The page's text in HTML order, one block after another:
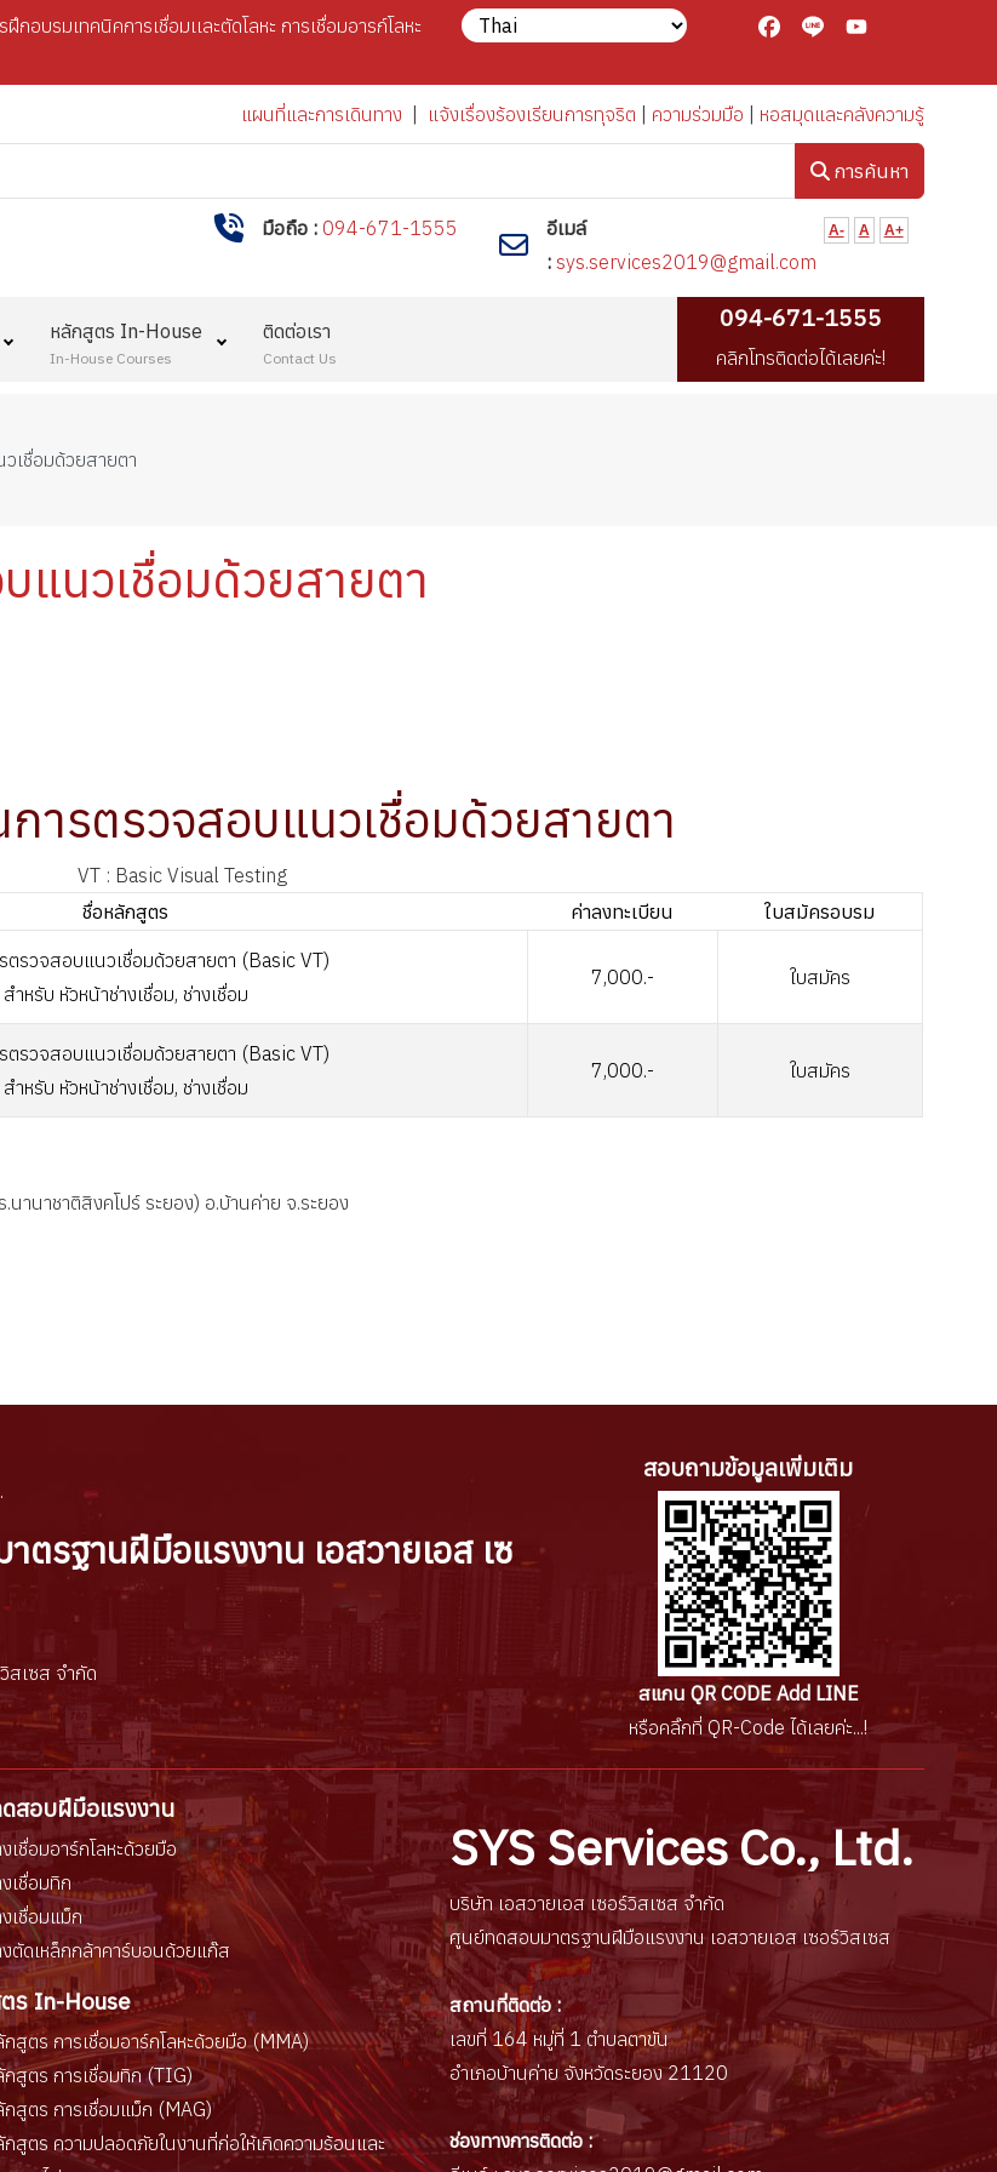
อบรมเทคนิคการเชื่อมเเละตัดโลหะ การเชื่อมอารก์โลหะ
แผนที่และการเดินทาง แจ้งเรื่องร้องเรียนการทุจริต ความร่วมมือ
หอสมุดและคลังความรู้
การค้นหา
มือถือ : 094-671-1555
อีเมล์
: sys.services2019@gmail.com
A- A A+
หลักสูตร In-House
In-House Courses
ติดต่อเรา
Contact Us
094-671-1555
คลิกโทรติดต่อได้เลยค่ะ!
เชื่อมด้วยสายตา
แนวเชื่อมด้วยสายตา
ารตรวจสอบแนวเชื่อมด้วยสายตา
VT : Basic Visual Testing
ชื่อหลักสูตร ค่าลงทะเบียน ใบสมัครอบรม
ตรวจสอบแนวเชื่อมด้วยสายตา (Basic VT)
สำหรับ หัวหน้าช่างเชื่อม, ช่างเชื่อม
7,000.- ใบสมัคร
ตรวจสอบแนวเชื่อมด้วยสายตา (Basic VT)
สำหรับ หัวหน้าช่างเชื่อม, ช่างเชื่อม
7,000.- ใบสมัคร
านาชาติสิงคโปร์ ระยอง) อ.บ้านค่าย จ.ระยอง
ตรฐานฝีมือแรงงาน เอสวายเอส เซ
สเซส จำกัด
สอบถามข้อมูลเพิ่มเติม
สแกน QR CODE Add LINE
หรือคลิ๊กที่ QR-Code ได้เลยค่ะ...!
สอบฝีมือแรงงาน
เชื่อมอาร์กโลหะด้วยมือ
เชื่อมทิก
เชื่อมแม็ก
งตัดเหล็กกล้าคาร์บอนด้วยแก๊ส
ร In-House
กสูตร การเชื่อมอาร์กโลหะด้วยมือ (MMA)
กสูตร การเชื่อมทิก (TIG)
กสูตร การเชื่อมแม็ก (MAG)
กสูตร ความปลอดภัยในงานที่ก่อให้เกิดความร้อนและ
SYS Services Co., Ltd.
บริษัท เอสวายเอส เซอร์วิสเซส จำกัด
ศูนย์ทดสอบมาตรฐานฝีมือแรงงาน เอสวายเอส เซอร์วิสเซส
สถานที่ติดต่อ :
เลขที่ 164 หมู่ที่ 1 ตำบลตาขัน
อำเภอบ้านค่าย จังหวัดระยอง 21120
ช่องทางการติดต่อ :